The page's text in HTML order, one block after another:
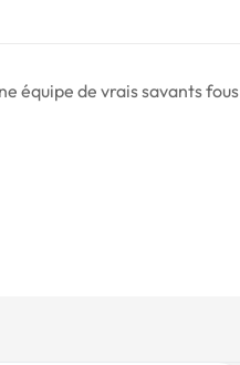
équipe de vrais savants fous